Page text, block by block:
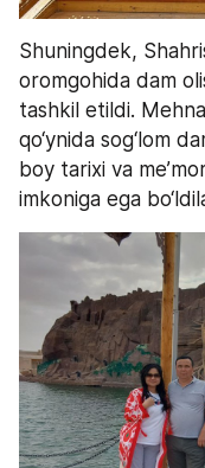
Shuningdek,
oromgohida dam
tashkil etildi.
qo‘ynida sog‘lom
boy tarixi va
imkoniga ega